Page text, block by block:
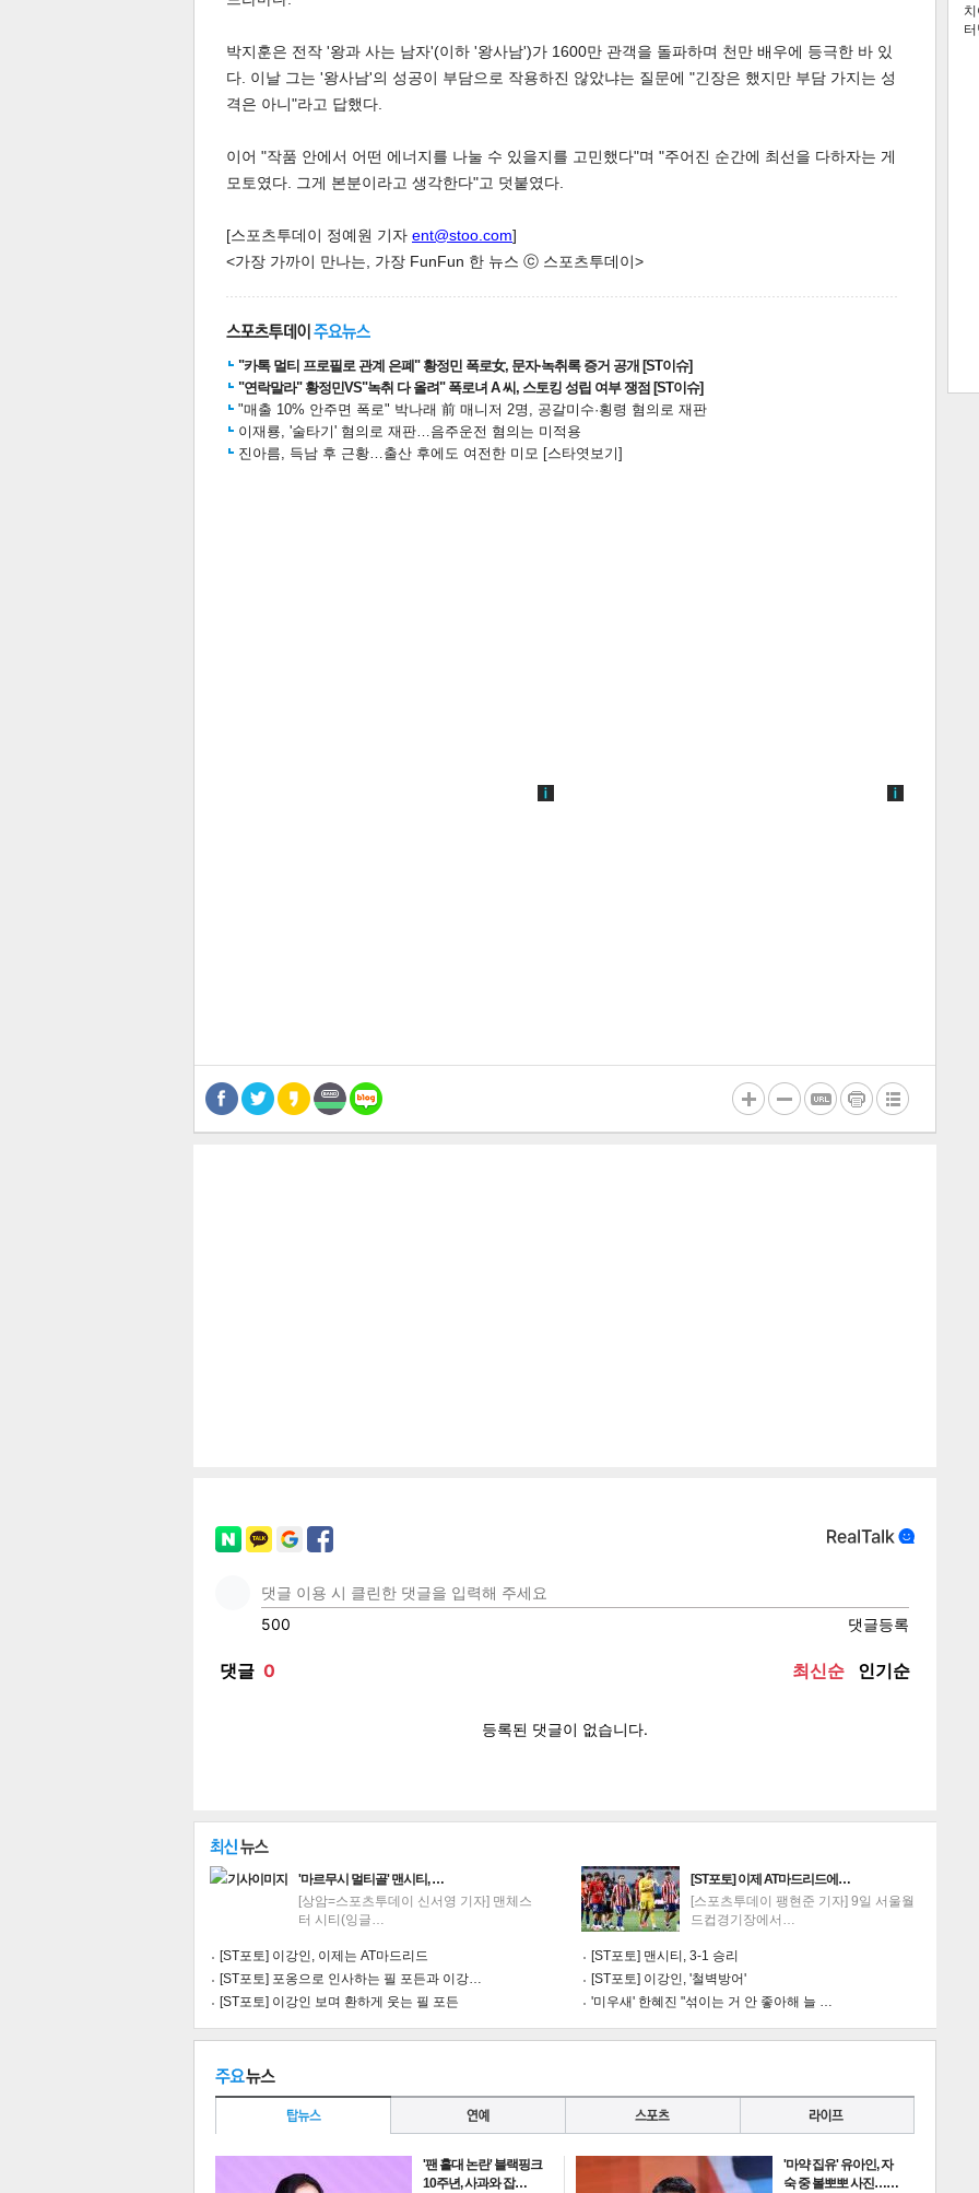
스북 터 공 공유 버블
달기
박지훈은 전작 '왕과 사는 남자'(이하 '왕사남')가 1600만 관객을 돌파하며 천만 배우에 등극한 바 있
다. 이날 그는 '왕사남'의 성공이 부담으로 작용하진 않았냐는 질문에 "긴장은 했지만 부담 가지는 성
격은 아니"라고 답했다.
이어 "작품 안에서 어떤 에너지를 나눌 수 있을지를 고민했다"며 "주어진 순간에 최선을 다하자는 게
모토였다. 그게 본분이라고 생각한다"고 덧붙였다.
[스포츠투데이 정예원 기자 ent@stoo.com]
<가장 가까이 만나는, 가장 FunFun 한 뉴스 ⓒ 스포츠투데이>
"카톡 멀티 프로필로 관계 은폐" 황정민 폭로女, 문자·녹취록 증거 공개 [ST이슈]
"연락말라" 황정민VS"녹취 다 올려" 폭로녀 A 씨, 스토킹 성립 여부 쟁점 [ST이슈]
"매출 10% 안주면 폭로" 박나래 前 매니저 2명, 공갈미수·횡령 혐의로 재판
이재룡, '술타기' 혐의로 재판…음주운전 혐의는 미적용
진아름, 득남 후 근황…출산 후에도 여전한 미모 [스타엿보기]
트위 카카 인쇄 목록
'마르무시 멀티골' 맨시티, …
[상암=스포츠투데이 신서영 기자] 맨체스
터 시티(잉글…
[ST포토] 이강인, 이제는 AT마드리드
[ST포토] 포옹으로 인사하는 필 포든과 이강…
[ST포토] 이강인 보며 환하게 웃는 필 포든
[ST포토] 이제 AT마드리드에…
[스포츠투데이 팽현준 기자] 9일 서울월
드컵경기장에서…
[ST포토] 맨시티, 3-1 승리
[ST포토] 이강인, '철벽방어'
'미우새' 한혜진 "섞이는 거 안 좋아해 늘 …
'팬 홀대 논란' 블랙핑크
10주년, 사과와 잡…
'마약 집유' 유아인, 자
숙 중 볼뽀뽀 사진……